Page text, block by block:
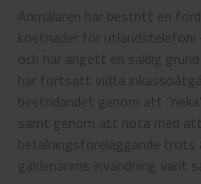
Anmälaren har bestritt en
kostnader för
och har angett en saklig
har fortsatt vidta
bestridandet genom att
samt genom att hota med
betalningsföreläggande
gäldenärens invändning varit